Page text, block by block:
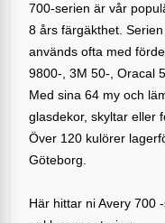
700-serien är vår
8 års färgäkthet.
används ofta med
9800-, 3M 50-, Oracal
Med sina 64 my och
glasdekor, skyltar eller
Över 120 kulörer
Göteborg.
Här hittar ni Avery 700